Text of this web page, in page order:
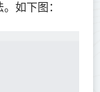
如下图：